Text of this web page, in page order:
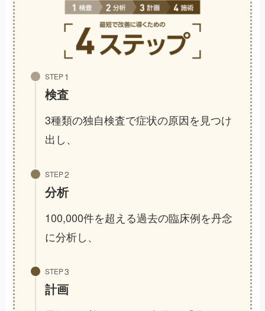
STEP
検査
3種類の独自検査で症状の原因を見つけ
出し、
STEP
分析
100,000件を超える過去の臨床例を丹念
に分析し、
STEP
計画